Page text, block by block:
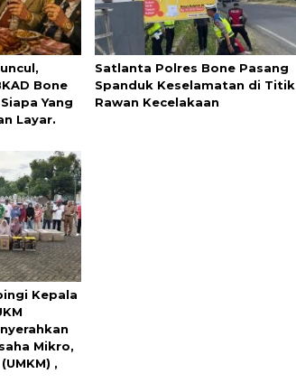
Bone
Yang
Layar.
Satlanta Polres Bone Pasang
Spanduk Keselamatan di Titik
Rawan Kecelakaan
Kepala
Mikro,
,